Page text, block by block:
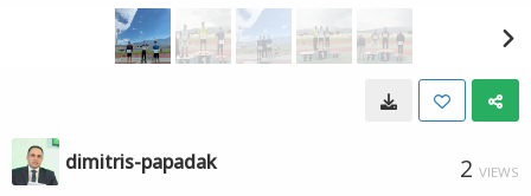
dimitris-papadak 2 VIEWS